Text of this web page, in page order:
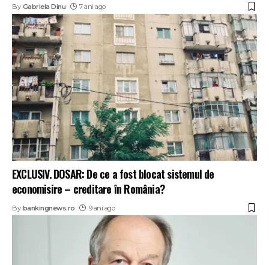
By Gabriela Dinu 7 ani ago
EXCLUSIV. DOSAR: De ce a fost blocat sistemul de
economisire – creditare în România?
By bankingnews.ro 9 ani ago